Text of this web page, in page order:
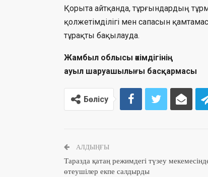
Қорыта айтқанда, тұрғындардың
қолжетімділігі мен сапасын
тұрақты бақылауда.
Жамбыл облысы әкімдігінің
ауыл шаруашылығы басқармасы
Бөлісу
АЛДЫҢҒЫ
Таразда қатаң режимдегі түзеу
өтеушілер екпе салдырды